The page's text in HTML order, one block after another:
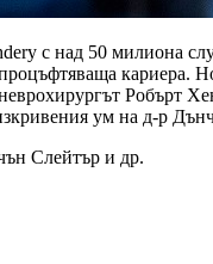
с над 50 милиона
кариера.
Робърт
ум на д-р
Слейтър и др.